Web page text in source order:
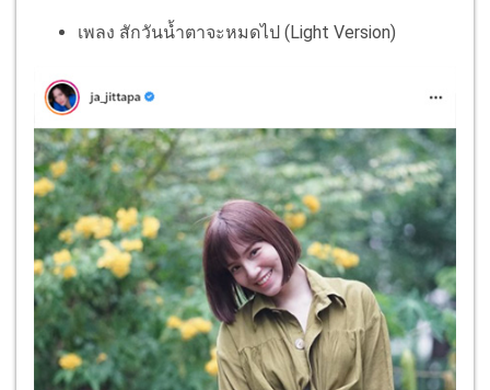
เพลง สักวันน้ำตาจะหมดไป (Light Version)